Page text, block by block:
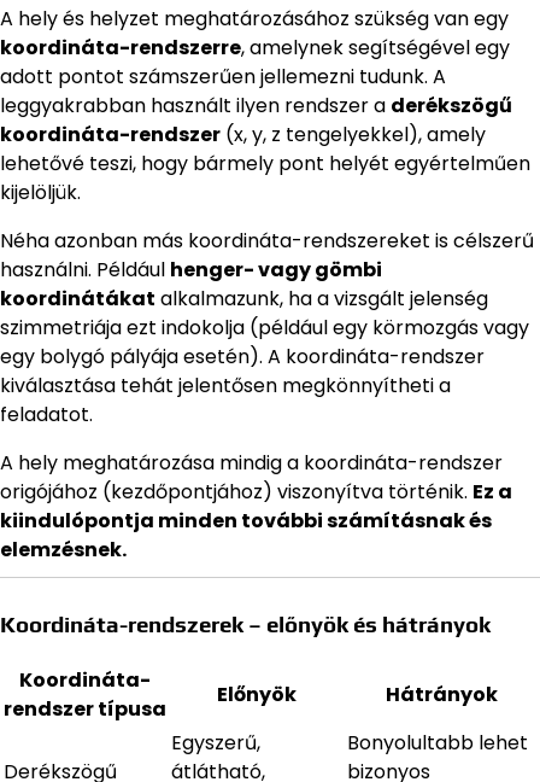
A hely és helyzet meghatározásához szükség van egy
koordináta-rendszerre, amelynek segítségével egy
adott pontot számszerűen jellemezni tudunk. A
leggyakrabban használt ilyen rendszer a derékszögű
koordináta-rendszer (x, y, z tengelyekkel), amely
lehetővé teszi, hogy bármely pont helyét egyértelműen
kijelöljük.
Néha azonban más koordináta-rendszereket is célszerű
használni. Például henger- vagy gömbi
koordinátákat alkalmazunk, ha a vizsgált jelenség
szimmetriája ezt indokolja (például egy körmozgás vagy
egy bolygó pályája esetén). A koordináta-rendszer
kiválasztása tehát jelentősen megkönnyítheti a
feladatot.
A hely meghatározása mindig a koordináta-rendszer
origójához (kezdőpontjához) viszonyítva történik. Ez a
kiindulópontja minden további számításnak és
elemzésnek.
Koordináta-rendszerek – előnyök és hátrányok
Koordináta-
rendszer típusa
Előnyök Hátrányok
Derékszögű
Egyszerű,
átlátható,
Bonyolultabb lehet
bizonyos